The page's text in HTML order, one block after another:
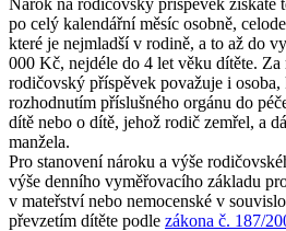
po celý kalendářní měsíc osobně,
které je nejmladší v rodině, a to až do
000 Kč, nejdéle do 4 let věku dítěte. Za
rodičovský příspěvek považuje i
rozhodnutím příslušného orgánu do
dítě nebo o dítě, jehož rodič zemřel, a
manžela.
Pro stanovení nároku a výše
výše denního vyměřovacího základu
v mateřství nebo nemocenské v
převzetím dítěte podle zákona č. 187/